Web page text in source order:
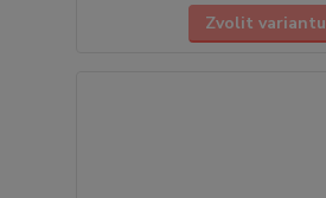
Zvolit variantu